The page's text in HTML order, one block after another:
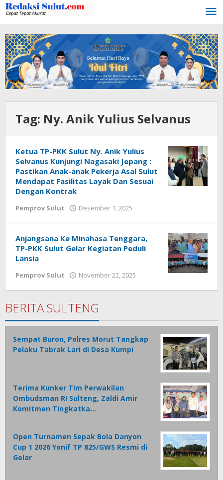
Lewati
ke
konten
Tag: Ny. Anik Yulius Selvanus
Ketua TP-PKK Sulut Ny. Anik Yulius
Selvanus Kunjungi Nagasaki Jepang :
Pastikan Anak-anak Pekerja Asal Sulut
Mendapat Fasilitas Layak Dan Sesuai
Dengan Kontrak
Pemprov Sulut Desember 1, 2025
Anjangsana Ke Minahasa Tenggara,
TP-PKK Sulut Gelar Kegiatan Peduli
Lansia
Pemprov Sulut November 22, 2025
BERITA SULTENG
Sempat Buron, Polres Morut Tangkap
Pelaku Tabrak Lari di Desa Kumpi
Terima Kunker Tim Perwakilan
Ombudsman RI Sulteng, Zaldi Amir
Komitmen Tingkatka…
Open Turnamen Sepak Bola Danyon
Cup 1 2026 Yonif TP 825/GWS Resmi di
Gelar